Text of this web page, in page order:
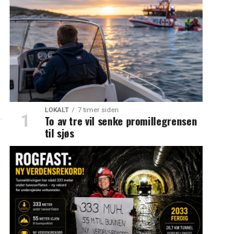
LOKALT 7 timer siden
To av tre vil senke promillegrensen
til sjøs